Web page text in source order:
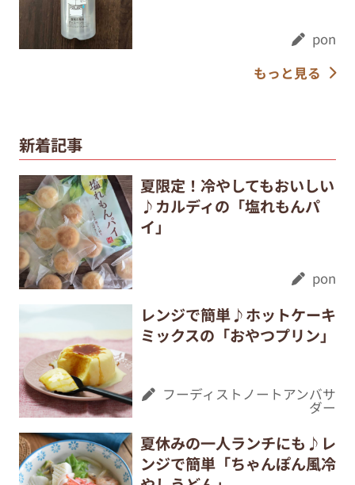
pon
もっと見る
新着記事
夏限定！冷やしてもおいしい
♪カルディの「塩れもんパ
イ」
pon
レンジで簡単♪ホットケーキ
ミックスの「おやつプリン」
フーディストノートアンバサ
ダー
夏休みの一人ランチにも♪レ
ンジで簡単「ちゃんぽん風冷